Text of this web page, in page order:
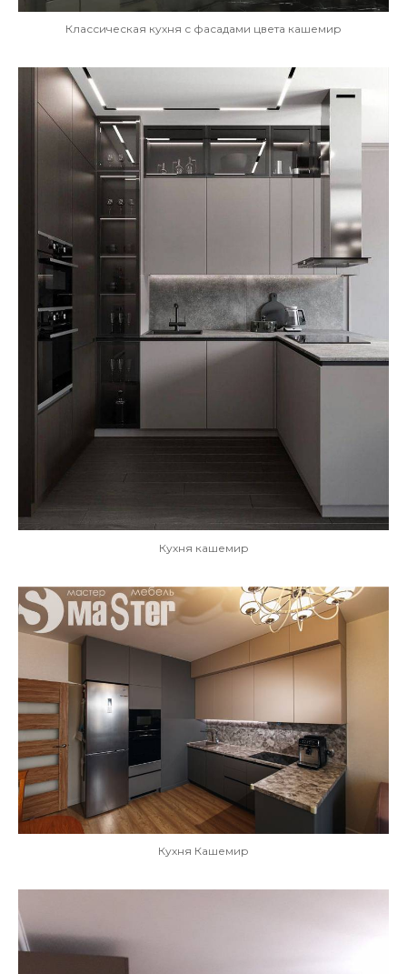
Классическая кухня с фасадами цвета кашемир
Кухня кашемир
Кухня Кашемир